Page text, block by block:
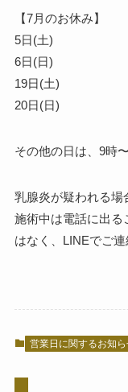
【7月のお休み】
5日(土)
6日(日)
19日(土)
20日(日)
その他の日は、9時
乳腺炎が疑われる場
施術中は電話に出る
はなく、LINEでご連
営業日に関するお知